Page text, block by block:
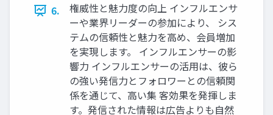
6.
権威性と魅力度の向上 インフルエンサ
ーや業界リーダーの参加により、 シス
テムの信頼性と魅力を高め、会員増加
を実現します。 インフルエンサーの影
響力 インフルエンサーの活用は、彼ら
の強い発信力とフォロワーとの信頼関
係を通じて、高い集 客効果を発揮しま
す。発信された情報は広告よりも自然